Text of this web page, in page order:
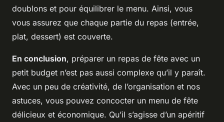
doublons et pour équilibrer le menu. Ainsi, vous
vous assurez que chaque partie du repas (entrée,
plat, dessert) est couverte.
En conclusion, préparer un repas de fête avec un
petit budget n’est pas aussi complexe qu’il y paraît.
Avec un peu de créativité, de l’organisation et nos
astuces, vous pouvez concocter un menu de fête
délicieux et économique. Qu’il s’agisse d’un apéritif